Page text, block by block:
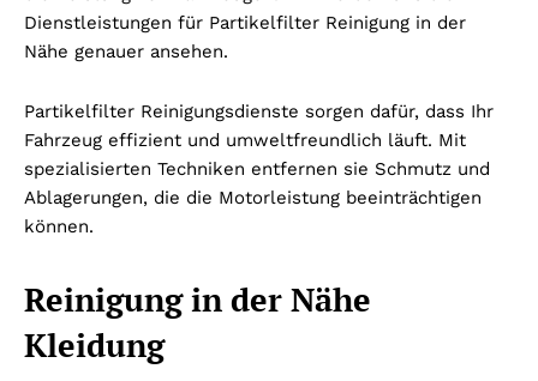
Dienstleistungen für Partikelfilter Reinigung in der
Nähe genauer ansehen.
Partikelfilter Reinigungsdienste sorgen dafür, dass Ihr
Fahrzeug effizient und umweltfreundlich läuft. Mit
spezialisierten Techniken entfernen sie Schmutz und
Ablagerungen, die die Motorleistung beeinträchtigen
können.
Reinigung in der Nähe
Kleidung